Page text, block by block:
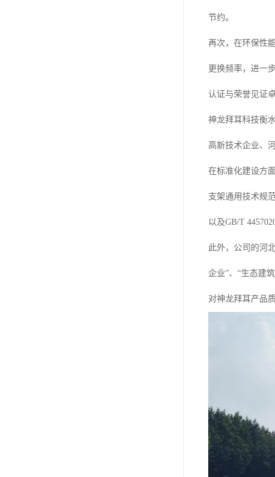
节约。
再次，在环保性
更换频率，进一
认证与荣誉见证
神龙拜耳科技衡
高新技术企业、
在标准化建设方
支架通用技术规
以及GB/T
此外，公司的河
企业”、“生态建
对神龙拜耳产品